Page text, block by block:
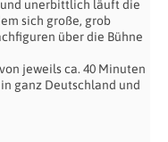
unerbittlich läuft die
sich große, grob
über die Bühne
jeweils ca. 40 Minuten
ganz Deutschland und